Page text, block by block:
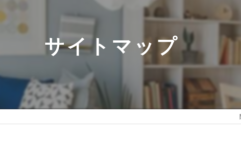
抗菌
ウイルス
セット商品
サイトマップ